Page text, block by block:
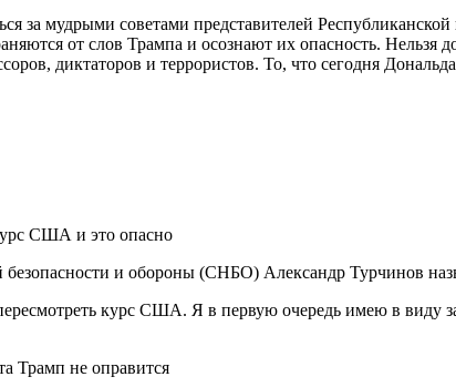
за мудрыми советами представителей
от слов Трампа и осознают их опасность.
диктаторов и террористов. То, что сегодня
США и это опасно
безопасности и обороны (СНБО) Александр Турчинов
курс США. Я в первую очередь имею в виду
Трамп не оправится